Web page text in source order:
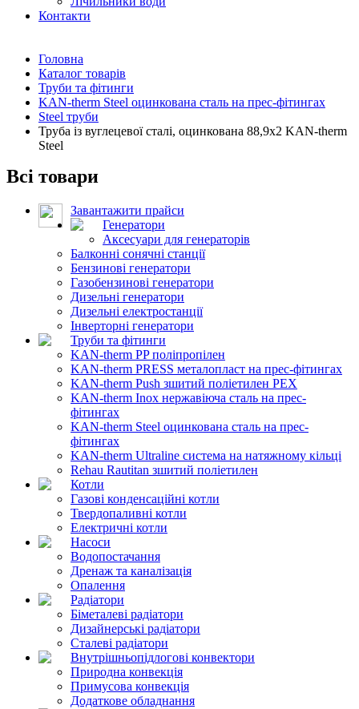
Контакти
Головна
Каталог товарів
Труби та фітинги
KAN-therm Steel оцинкована сталь на прес-фітингах
Steel труби
Труба із вуглецевої сталі, оцинкована 88,9x2 KAN-therm
Steel
Всі товари
Завантажити прайси
Генератори
Аксесуари для генераторів
Балконні сонячні станції
Бензинові генератори
Газобензинові генератори
Дизельні генератори
Дизельні електростанції
Інверторні генератори
Труби та фітинги
KAN-therm PP поліпропілен
KAN-therm PRESS металопласт на прес-фітингах
KAN-therm Push зшитий поліетилен PEX
KAN-therm Inox нержавіюча сталь на прес-
фітингах
KAN-therm Steel оцинкована сталь на прес-
фітингах
KAN-therm Ultraline система на натяжному кільці
Rehau Rautitan зшитий поліетилен
Котли
Газові конденсаційні котли
Твердопаливні котли
Електричні котли
Насоси
Водопостачання
Дренаж та каналізація
Опалення
Радіатори
Біметалеві радіатори
Дизайнерські радіатори
Сталеві радіатори
Внутрішньопідлогові конвектори
Природна конвекція
Примусова конвекція
Додаткове обладнання